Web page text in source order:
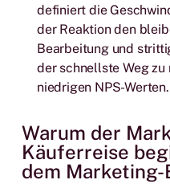
definiert die
der Reaktion den
Bearbeitung und
der schnellste Weg
niedrigen NPS-Werten.
Warum der
Käuferreise
dem Marketing-